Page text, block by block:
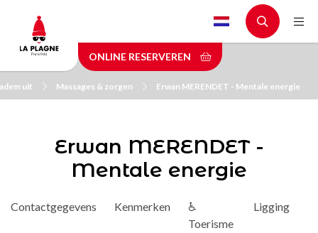
main
content
ONLINE RESERVEREN
uit Massages & zorgen Erwan MERENDET - Mentale energie
Erwan MERENDET -
Mentale energie
Contactgegevens Kenmerken
♿
Toerisme
Ligging